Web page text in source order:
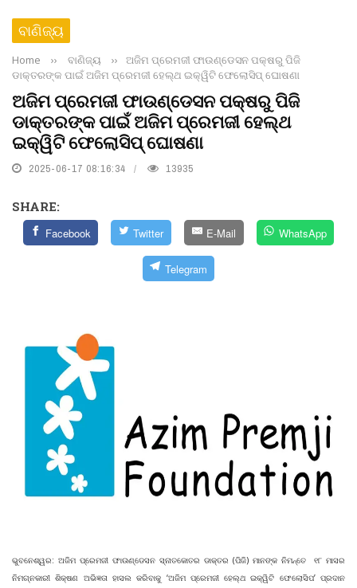
ବାଣିଜ୍ୟ
Home ›› ବାଣିଜ୍ୟ ››
ଅଜିମ ପ୍ରେମଜୀ ଫାଉଣ୍ଡେସନ ପକ୍ଷରୁ ପିଜି
ଡାକ୍ତରଙ୍କ ପାଇଁ ଅଜିମ ପ୍ରେମଜୀ ହେଲ୍ଥ ଇକ୍ୱିଟି ଫେଲୋସିପ୍ ଘୋଷଣା
ଅଜିମ ପ୍ରେମଜୀ ଫାଉଣ୍ଡେସନ ପକ୍ଷରୁ ପିଜି
ଡାକ୍ତରଙ୍କ ପାଇଁ ଅଜିମ ପ୍ରେମଜୀ ହେଲ୍ଥ
ଇକ୍ୱିଟି ଫେଲୋସିପ୍ ଘୋଷଣା
2025-06-17 08:16:34 13935
SHARE:
Facebook Twitter E-Mail WhatsApp
Telegram
ଭୁବନେଶ୍ୱର: ଅଜିମ ପ୍ରେମଜୀ ଫାଉଣ୍ଡେସନ ସ୍ନାତକୋତର ଡାକ୍ତର (ପିଜି) ମାନଙ୍କ ନିମନ୍ତେ ୧୮ ମାସର
ନିମଗ୍ନକାରୀ ଶିକ୍ଷଣ ଅଭିଜ୍ଞତା ହାସଲ କରିବାକୁ ‘ଅଜିମ ପ୍ରେମଜୀ ହେଲ୍ଥ ଇକ୍ୱିଟି ଫେଲୋସିପ’ ପ୍ରଦାନ